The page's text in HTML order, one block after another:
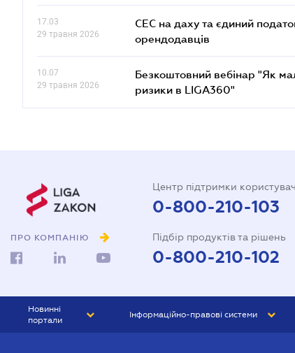
17.03
29 травня 2026
СЕС на даху та єдиний
орендодавців
10.07
29 травня 2026
Безкоштовний вебінар "Як
ризики в LIGA360"
ПРО КОМПАНІЮ
Центр підтримки
0-800-210-103
Підбір продуктів та рішень
0-800-210-102
Новинні
портали
Інформаційно-правові системи